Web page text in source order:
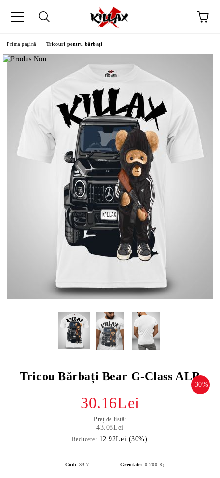
Prima pagină Tricouri pentru bărbați
Tricou Bărbați Bear G-Class ALB
-30%
30.16Lei
Preț de listă:
43.08Lei
Reducere: 12.92Lei (30%)
Cod: 33-7 Greutate: 0.200 Kg